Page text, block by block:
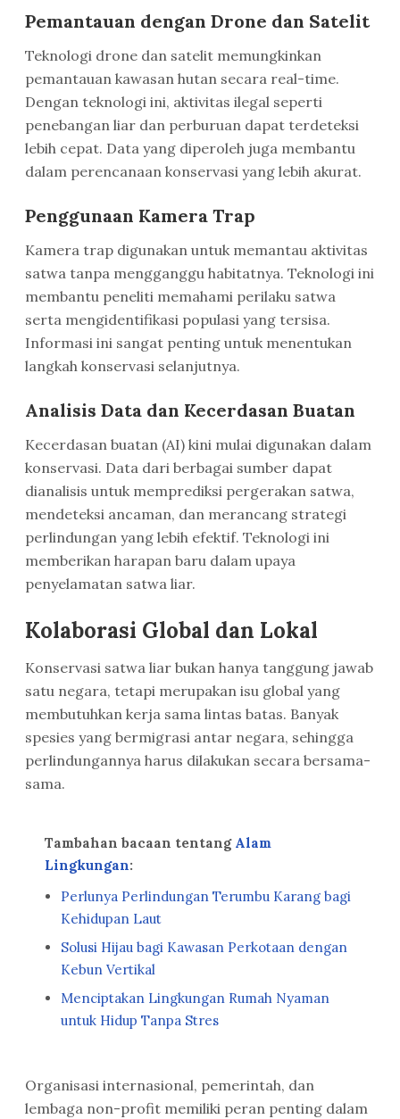
Pemantauan dengan Drone dan Satelit
Teknologi drone dan satelit memungkinkan
pemantauan kawasan hutan secara real-time.
Dengan teknologi ini, aktivitas ilegal seperti
penebangan liar dan perburuan dapat terdeteksi
lebih cepat. Data yang diperoleh juga membantu
dalam perencanaan konservasi yang lebih akurat.
Penggunaan Kamera Trap
Kamera trap digunakan untuk memantau aktivitas
satwa tanpa mengganggu habitatnya. Teknologi ini
membantu peneliti memahami perilaku satwa
serta mengidentifikasi populasi yang tersisa.
Informasi ini sangat penting untuk menentukan
langkah konservasi selanjutnya.
Analisis Data dan Kecerdasan Buatan
Kecerdasan buatan (AI) kini mulai digunakan dalam
konservasi. Data dari berbagai sumber dapat
dianalisis untuk memprediksi pergerakan satwa,
mendeteksi ancaman, dan merancang strategi
perlindungan yang lebih efektif. Teknologi ini
memberikan harapan baru dalam upaya
penyelamatan satwa liar.
Kolaborasi Global dan Lokal
Konservasi satwa liar bukan hanya tanggung jawab
satu negara, tetapi merupakan isu global yang
membutuhkan kerja sama lintas batas. Banyak
spesies yang bermigrasi antar negara, sehingga
perlindungannya harus dilakukan secara bersama-
sama.
Tambahan bacaan tentang Alam
Lingkungan:
Perlunya Perlindungan Terumbu Karang bagi
Kehidupan Laut
Solusi Hijau bagi Kawasan Perkotaan dengan
Kebun Vertikal
Menciptakan Lingkungan Rumah Nyaman
untuk Hidup Tanpa Stres
Organisasi internasional, pemerintah, dan
lembaga non-profit memiliki peran penting dalam